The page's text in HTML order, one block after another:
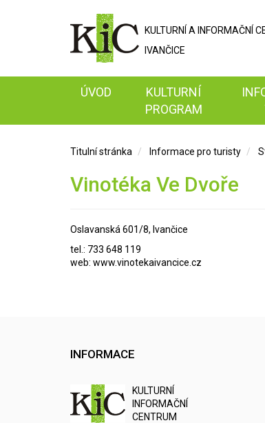
KULTURNÍ A INFORMAČNÍ
IVANČICE
ÚVOD
KULTURNÍ
PROGRAM
Titulní stránka Informace pro turisty
Vinotéka Ve Dvoře
Oslavanská 601/8, Ivančice
tel.: 733 648 119
web: www.vinotekaivancice.cz
INFORMACE
KULTURNÍ
NFORMAČNÍ
CENTRUM